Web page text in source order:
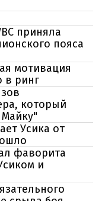
приняла
пояса
мотивация
в ринг
который
Усика от
фаворита
и